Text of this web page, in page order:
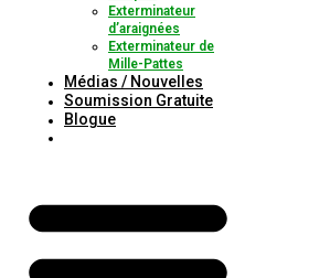
Exterminateur
d’araignées
Exterminateur de
Mille-Pattes
Médias / Nouvelles
Soumission Gratuite
Blogue